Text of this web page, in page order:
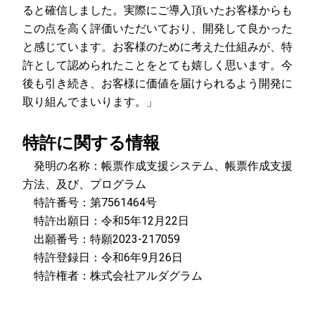
ると確信しました。実際にご導入頂いたお客様からも
この点を高く評価いただいており、開発して良かった
と感じています。お客様のために考えた仕組みが、特
許として認められたことをとても嬉しく思います。今
後も引き続き、お客様に価値を届けられるよう開発に
取り組んでまいります。」
特許に関する情報
発明の名称：帳票作成支援システム、帳票作成支援
方法、及び、プログラム
特許番号：第7561464号
特許出願日：令和5年12月22日
出願番号：特願2023-217059
特許登録日：令和6年9月26日
特許権者：株式会社アルダグラム